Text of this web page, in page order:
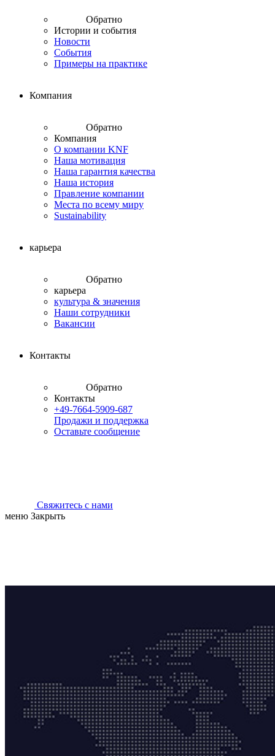
Обратно
Истории и события
Новости
События
Примеры на практике
Компания
Обратно
Компания
О компании KNF
Наша мотивация
Наша гарантия качества
Наша история
Правление компании
Места по всему миру
Sustainability
карьера
Обратно
карьера
культура & значения
Наши сотрудники
Вакансии
Контакты
Обратно
Контакты
+49-7664-5909-687
Продажи и поддержка
Оставьте сообщение
Свяжитесь с нами
меню Закрыть